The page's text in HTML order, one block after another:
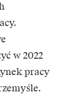
w 2022
pracy